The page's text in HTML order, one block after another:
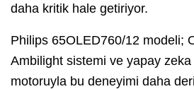
daha kritik hale getiriyor.
Philips 65OLED760/12 modeli;
Ambilight sistemi ve yapay
motoruyla bu deneyimi daha